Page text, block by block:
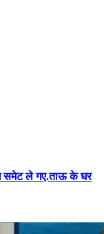
समेट ले गए.ताऊ के घर